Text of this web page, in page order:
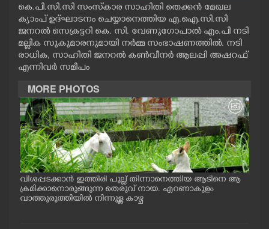
CINEMA
OPINION
PHOTOS
LIFESTYLE
SPIRITUAL
INFO+
കെ.പി.സി.സി സംസ്കാര സാഹിതി തെക്കൻ മേഖല
ക്യാംപ് ഉദ്ഘാടനം ചെയ്യാനെത്തിയ എ.ഐ.സി.സി
ജനറൽ സെക്രട്ടറി കെ. സി. വേണുഗോപാൽ എം.പി നടി
മല്ലിക സുകുമാരനുമായി നർമ്മ സംഭാഷണത്തിൽ. നടി
രാധിക, സാഹിതി ജനറൽ കൺവീനർ ആലപ്പി അഷറഫ്
എന്നിവർ സമീപം
MORE PHOTOS
വിശപ്പടക്കാൻ ഇത്തിരി പുല്ല് തിന്നാനെത്തിയ ആടിനെ ആ
ക്രമിക്കാനൊരുങ്ങുന്ന തെരുവ് നായ. എറണാകുളം
വാത്തുരുത്തിയിൽ നിന്നുള്ള കാഴ്ച